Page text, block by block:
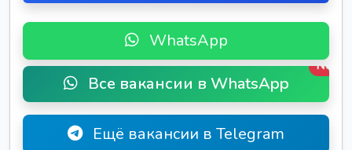
WhatsApp
Все вакансии в WhatsApp
New
Ещё вакансии в Telegram